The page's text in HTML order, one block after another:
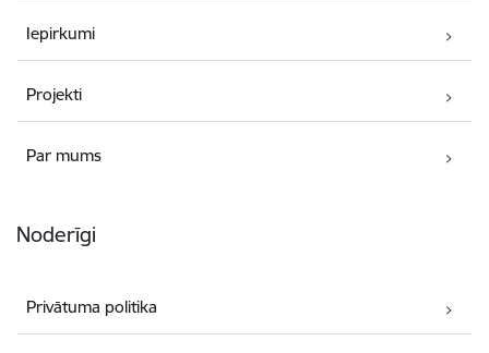
Iepirkumi
Projekti
Par mums
Noderīgi
Privātuma politika